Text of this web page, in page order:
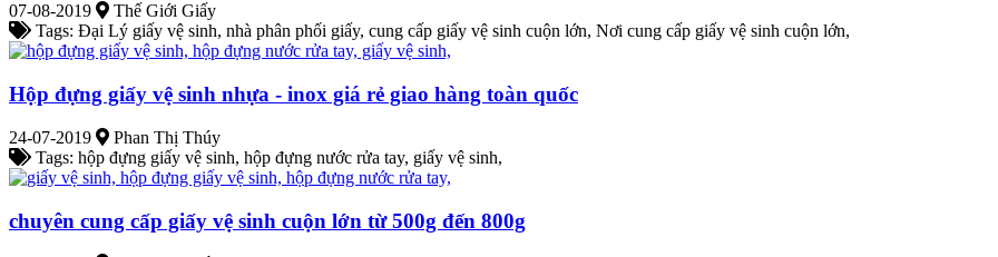
07-08-2019
Thế Giới Giấy
Tags: Đại Lý giấy vệ sinh, nhà phân phối giấy, cung cấp giấy vệ sinh cuộn lớn, Nơi cung cấp giấy vệ sinh cuộn lớn,
Hộp đựng giấy vệ sinh nhựa - inox giá rẻ giao hàng toàn quốc
24-07-2019
Phan Thị Thúy
Tags: hộp đựng giấy vệ sinh, hộp đựng nước rửa tay, giấy vệ sinh,
chuyên cung cấp giấy vệ sinh cuộn lớn từ 500g đến 800g